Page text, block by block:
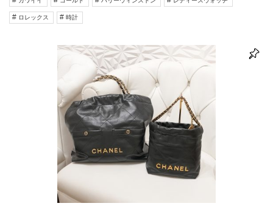
ロレックス 時計